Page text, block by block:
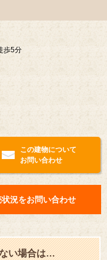
歩5分
この建物について
お問い合わせ
状況をお問い合わせ
い場合は…